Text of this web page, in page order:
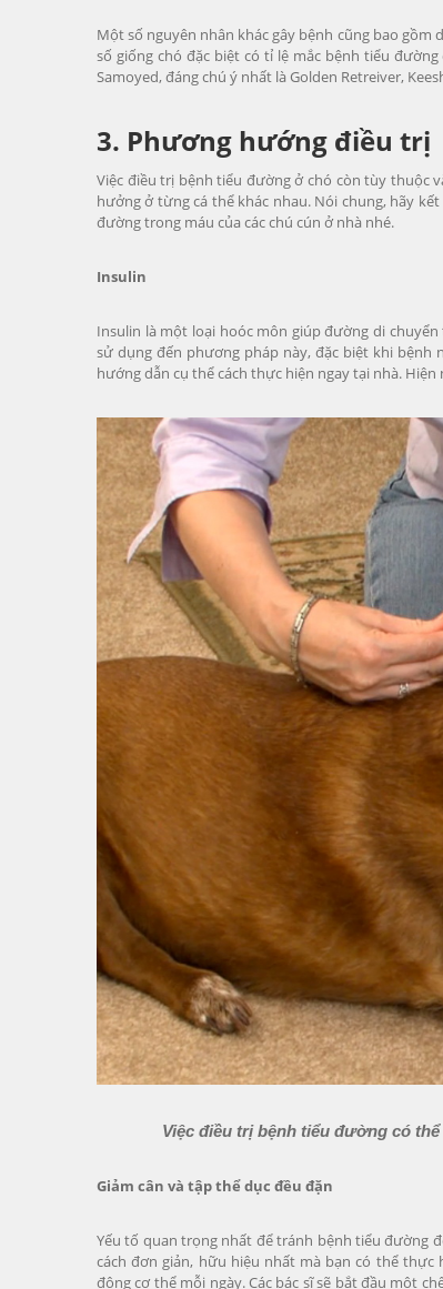
Một số nguyên nhân khác gây bệnh cũng bao
số giống chó đặc biệt có tỉ lệ mắc bệnh tiểu đường
Samoyed, đáng chú ý nhất là Golden Retreiver,
3. Phương hướng điều trị
Việc điều trị bệnh tiểu đường ở chó còn tùy thuộc
hưởng ở từng cá thể khác nhau. Nói chung, hãy
đường trong máu của các chú cún ở nhà nhé.
Insulin
Insulin là một loại hoóc môn giúp đường di
sử dụng đến phương pháp này, đặc biệt khi bệnh
hướng dẫn cụ thể cách thực hiện ngay tại nhà.
Việc điều trị bệnh tiểu đường có
Giảm cân và tập thể dục đều đặn
Yếu tố quan trọng nhất để tránh bệnh tiểu đường
cách đơn giản, hữu hiệu nhất mà bạn có thể thực
động cơ thể mỗi ngày. Các bác sĩ sẽ bắt đầu một